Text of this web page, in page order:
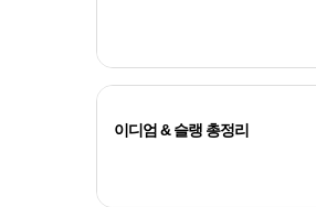
이디엄 & 슬랭 총정리